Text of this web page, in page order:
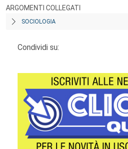
ARGOMENTI COLLEGATI
SOCIOLOGIA
Condividi su: